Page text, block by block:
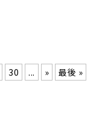
30 ... » 最後 »